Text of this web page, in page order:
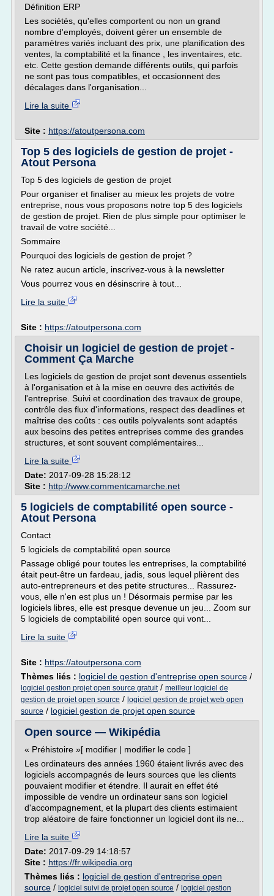
Définition ERP
Les sociétés, qu'elles comportent ou non un grand
nombre d'employés, doivent gérer un ensemble de
paramètres variés incluant des prix, une planification des
ventes, la comptabilité et la finance , les inventaires, etc.
etc. Cette gestion demande différents outils, qui parfois
ne sont pas tous compatibles, et occasionnent des
décalages dans l'organisation...
Lire la suite
Site : https://atoutpersona.com
Top 5 des logiciels de gestion de projet -
Atout Persona
Top 5 des logiciels de gestion de projet
Pour organiser et finaliser au mieux les projets de votre
entreprise, nous vous proposons notre top 5 des logiciels
de gestion de projet. Rien de plus simple pour optimiser le
travail de votre société...
Sommaire
Pourquoi des logiciels de gestion de projet ?
Ne ratez aucun article, inscrivez-vous à la newsletter
Vous pourrez vous en désinscrire à tout...
Lire la suite
Site : https://atoutpersona.com
Choisir un logiciel de gestion de projet -
Comment Ça Marche
Les logiciels de gestion de projet sont devenus essentiels
à l'organisation et à la mise en oeuvre des activités de
l'entreprise. Suivi et coordination des travaux de groupe,
contrôle des flux d'informations, respect des deadlines et
maîtrise des coûts : ces outils polyvalents sont adaptés
aux besoins des petites entreprises comme des grandes
structures, et sont souvent complémentaires...
Lire la suite
Date: 2017-09-28 15:28:12
Site : http://www.commentcamarche.net
5 logiciels de comptabilité open source -
Atout Persona
Contact
5 logiciels de comptabilité open source
Passage obligé pour toutes les entreprises, la comptabilité
était peut-être un fardeau, jadis, sous lequel plièrent des
auto-entrepreneurs et des petite structures... Rassurez-
vous, elle n'en est plus un ! Désormais permise par les
logiciels libres, elle est presque devenue un jeu... Zoom sur
5 logiciels de comptabilité open source qui vont...
Lire la suite
Site : https://atoutpersona.com
Thèmes liés : logiciel de gestion d'entreprise open source /
logiciel gestion projet open source gratuit/ meilleur logiciel de
gestion de projet open source / logiciel gestion de projet web open
source / logiciel gestion de projet open source
Open source — Wikipédia
« Préhistoire »[ modifier | modifier le code ]
Les ordinateurs des années 1960 étaient livrés avec des
logiciels accompagnés de leurs sources que les clients
pouvaient modifier et étendre. Il aurait en effet été
impossible de vendre un ordinateur sans son logiciel
d'accompagnement, et la plupart des clients estimaient
trop aléatoire de faire fonctionner un logiciel dont ils ne...
Lire la suite
Date: 2017-09-29 14:18:57
Site : https://fr.wikipedia.org
Thèmes liés : logiciel de gestion d'entreprise open
source / logiciel suivi de projet open source / logiciel gestion